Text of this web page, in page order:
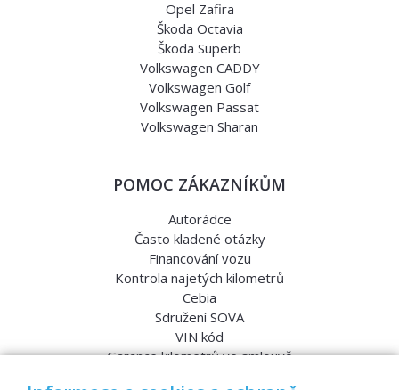
Opel Zafira
Škoda Octavia
Škoda Superb
Volkswagen CADDY
Volkswagen Golf
Volkswagen Passat
Volkswagen Sharan
POMOC ZÁKAZNÍKŮM
Autorádce
Často kladené otázky
Financování vozu
Kontrola najetých kilometrů
Cebia
Sdružení SOVA
VIN kód
Garance kilometrů ve smlouvě